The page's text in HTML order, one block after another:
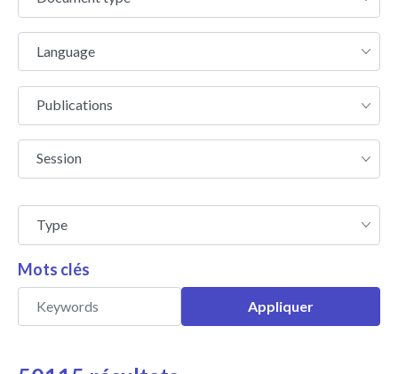
type
Language
Publications
Publications
Session
Session
Type
Mots clés